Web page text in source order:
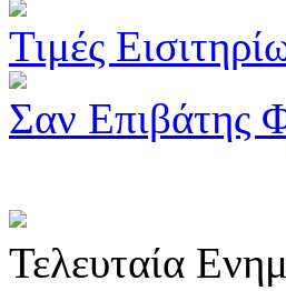
Τιμές
Σαν Επιβάτης
Τελευταία